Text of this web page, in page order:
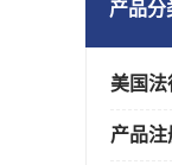
产品分
美国
产品注